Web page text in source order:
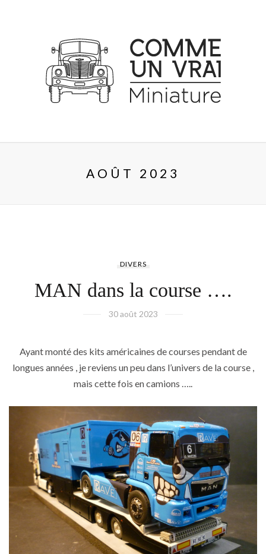
AOÛT 2023
DIVERS
MAN dans la course ….
30 août 2023
Ayant monté des kits américaines de courses pendant de
longues années , je reviens un peu dans l’univers de la course ,
mais cette fois en camions …..